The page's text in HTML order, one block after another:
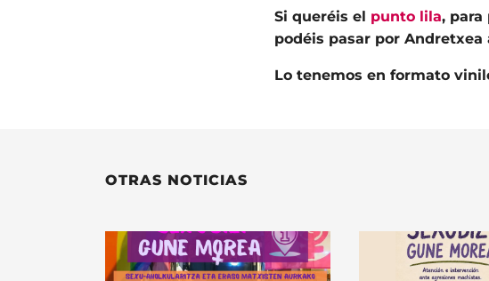
Si queréis el punto lila, para
podéis pasar por Andretxea
Lo tenemos en formato
OTRAS NOTICIAS